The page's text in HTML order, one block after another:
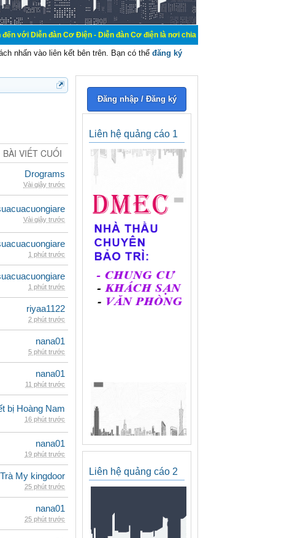
đàn Cơ Điện - Diễn đàn Cơ điện là nơi chia sẽ kiến thức kinh nghiệm trong lãnh vực
nhấn vào liên kết bên trên. Bạn có thể đăng ký
BÀI VIẾT CUỐI
Drograms
Vài giây trước
Vài giây trước
1 phút trước
1 phút trước
riyaa1122
2 phút trước
nana01
5 phút trước
nana01
11 phút trước
bị Hoàng Nam
16 phút trước
nana01
19 phút trước
Trà My kingdoor
25 phút trước
nana01
25 phút trước
Đăng nhập / Đăng ký
Liên hệ quảng cáo 1
Liên hệ quảng cáo 2